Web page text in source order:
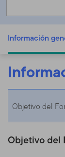
LU0496370635
Información
Objetivo del
Objetivo del